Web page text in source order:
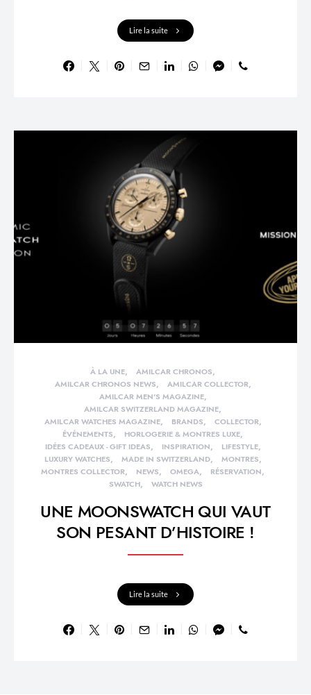
Lire la suite
À LA UNE
AMILCAR CHRONOS
AMILCAR CHRONOS NEWS
AMILCAR COLLECTOR
AMILCAR MEN'S MAGAZINE
AMILCAR SWITZERLAND MAGAZINE
AMILCAR WATCHES MAGAZINE
BRANDS
COLLECTOR
ÉVÉNEMENTS
HORLOGERIE & MONTRES LUXE
IDÉES CADEAUX - GIFT IDEAS
INSPIRATION
LIFESTYLE
LUXURY WATCHES
MADE IN SWITZERLAND
MONTRES
MONTRES COLLECTOR
NEWS OMEGA
RÉSERVATION
SWATCH
WATCH NEWS
UNE MOONSWATCH QUI VAUT
SON PESANT D’HISTOIRE !
Lire la suite